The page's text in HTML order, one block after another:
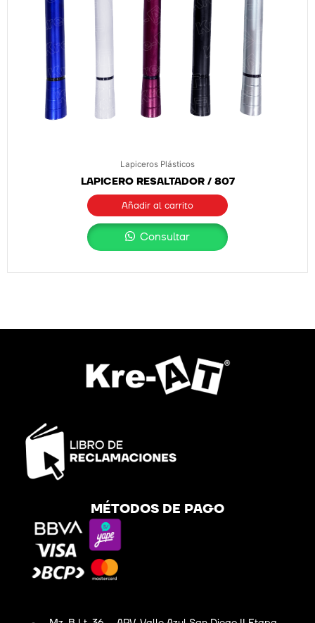
Lapiceros Plásticos
LAPICERO RESALTADOR / 807
Añadir al carrito
Consultar
MÉTODOS DE PAGO